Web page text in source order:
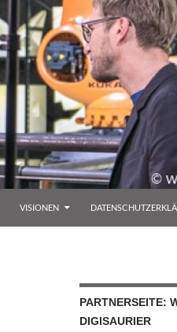
VISIONEN
PARTNERSEITE:
DIGISAURIER